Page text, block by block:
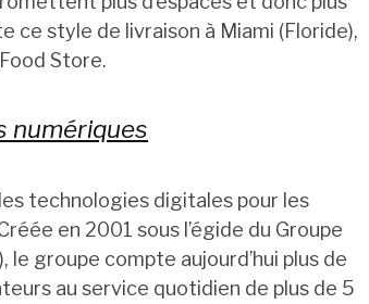
ce style de livraison à Miami (Floride),
Store.
numériques
technologies digitales pour les
en 2001 sous l’égide du Groupe
groupe compte aujourd’hui plus de
au service quotidien de plus de 5